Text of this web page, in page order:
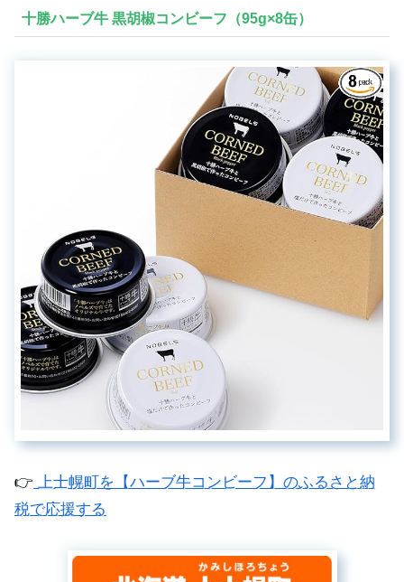
十勝ハーブ牛 黒胡椒コンビーフ（95g×8缶）
👉 上士幌町を【ハーブ牛コンビーフ】のふるさと納
税で応援する